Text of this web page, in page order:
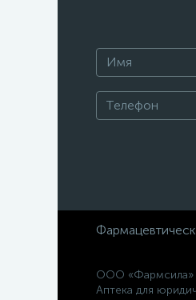
ООО «Фармсила»
Аптека для